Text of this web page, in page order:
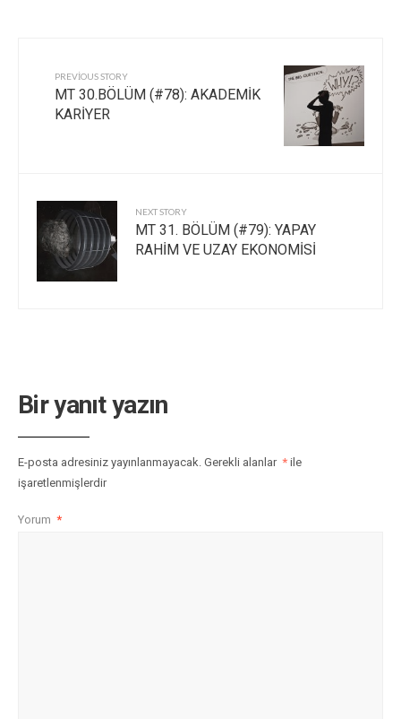
PREVIOUS STORY
MT 30.BÖLÜM (#78): AKADEMİK
KARİYER
NEXT STORY
MT 31. BÖLÜM (#79): YAPAY
RAHİM VE UZAY EKONOMİSİ
Bir yanıt yazın
E-posta adresiniz yayınlanmayacak. Gerekli alanlar * ile
işaretlenmişlerdir
Yorum *